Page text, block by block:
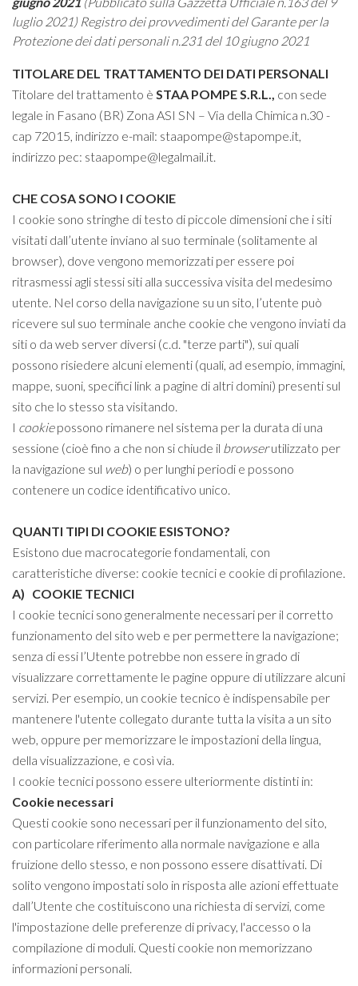
luglio 2021) Registro dei provvedimenti del Garante per la
Protezione dei dati personali n.231 del 10 giugno 2021
TITOLARE DEL TRATTAMENTO DEI DATI PERSONALI
Titolare del trattamento è STAA POMPE S.R.L., con sede
legale in Fasano (BR) Zona ASI SN – Via della Chimica n.30 -
cap 72015, indirizzo e-mail: staapompe@stapompe.it,
indirizzo pec: staapompe@legalmail.it.
CHE COSA SONO I COOKIE
I cookie sono stringhe di testo di piccole dimensioni che i siti
visitati dall’utente inviano al suo terminale (solitamente al
browser), dove vengono memorizzati per essere poi
ritrasmessi agli stessi siti alla successiva visita del medesimo
utente. Nel corso della navigazione su un sito, l’utente può
ricevere sul suo terminale anche cookie che vengono inviati da
siti o da web server diversi (c.d. "terze parti"), sui quali
possono risiedere alcuni elementi (quali, ad esempio, immagini,
mappe, suoni, specifici link a pagine di altri domini) presenti sul
sito che lo stesso sta visitando.
I cookiepossono rimanere nel sistema per la durata di una
sessione (cioè fino a che non si chiude il browserutilizzato per
la navigazione sul web) o per lunghi periodi e possono
contenere un codice identificativo unico.
QUANTI TIPI DI COOKIE ESISTONO?
Esistono due macrocategorie fondamentali, con
caratteristiche diverse: cookie tecnici e cookie di profilazione.
A) COOKIE TECNICI
I cookie tecnici sono generalmente necessari per il corretto
funzionamento del sito web e per permettere la navigazione;
senza di essi l’Utente potrebbe non essere in grado di
visualizzare correttamente le pagine oppure di utilizzare alcuni
servizi. Per esempio, un cookie tecnico è indispensabile per
mantenere l'utente collegato durante tutta la visita a un sito
web, oppure per memorizzare le impostazioni della lingua,
della visualizzazione, e così via.
I cookie tecnici possono essere ulteriormente distinti in:
Cookie necessari
Questi cookie sono necessari per il funzionamento del sito,
con particolare riferimento alla normale navigazione e alla
fruizione dello stesso, e non possono essere disattivati. Di
solito vengono impostati solo in risposta alle azioni effettuate
dall’Utente che costituiscono una richiesta di servizi, come
l'impostazione delle preferenze di privacy, l'accesso o la
compilazione di moduli. Questi cookie non memorizzano
informazioni personali.